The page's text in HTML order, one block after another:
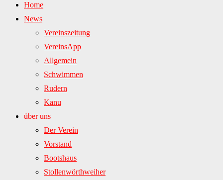
Home
News
Vereinszeitung
VereinsApp
Allgemein
Schwimmen
Rudern
Kanu
über uns
Der Verein
Vorstand
Bootshaus
Stollenwörthweiher